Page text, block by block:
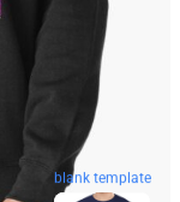
blank template